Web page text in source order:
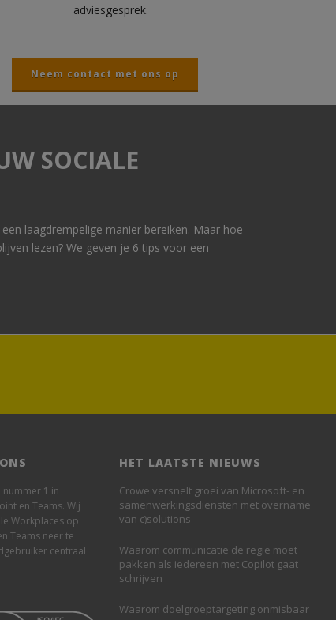
adviesgesprek.
Neem contact met ons op
SOCIALE
laagdrempelige manier bereiken. Maar hoe
lezen? We geven je 6 tips voor een
nummer 1 in
en Teams. Wij
Workplaces op
Teams neer te
centraal
HET LAATSTE NIEUWS
Crowe versnelt groei van Microsoft- en
samenwerkingsdiensten met overname
van c)solutions
Waarom communicatie de regie moet
pakken als iedereen met Copilot gaat
schrijven
Waarom doelgroeptargeting onmisbaar